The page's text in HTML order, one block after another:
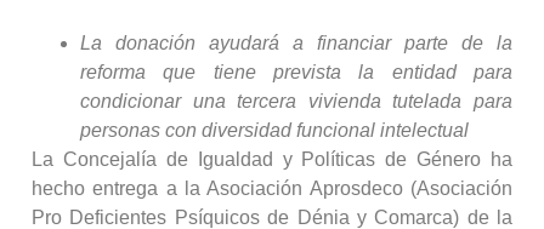
La donación ayudará a financiar parte de la
reforma que tiene prevista la entidad para
condicionar una tercera vivienda tutelada para
personas con diversidad funcional intelectual
La Concejalía de Igualdad y Políticas de Género ha
hecho entrega a la Asociación Aprosdeco (Asociación
Pro Deficientes Psíquicos de Dénia y Comarca) de la